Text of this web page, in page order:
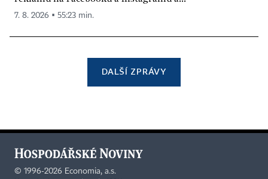
7. 8. 2026 ▪ 55:23 min.
DALŠÍ ZPRÁVY
© 1996-2026 Economia, a.s.